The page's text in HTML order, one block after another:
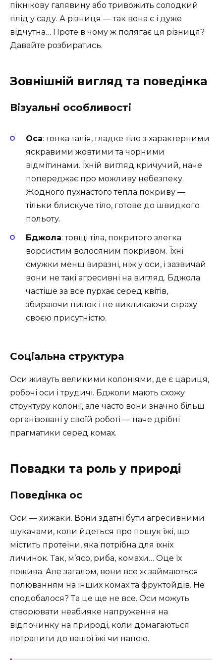
пікнікову галявину або тривожить солодкий
плід у саду. А різниця — так вона є і дуже
відчутна… Проте в чому ж полягає ця різниця?
Давайте розбиратись.
Зовнішній вигляд та поведінка
Візуальні особливості
Оса: тонка талія, гладке тіло з характерними
яскравими жовтими та чорними
відмітинами. Їхній вигляд кричучий, наче
попереджає про можливу небезпеку.
Жодного пухнастого тепла покриву —
тільки блискуче тіло, готове до швидкого
польоту.
Бджола: товщі тіла, покритого злегка
ворсистим волосяним покривом. Їхні
смужки менш виразні, ніж у оси, і зазвичай
вони не такі агресивні на вигляд. Бджола
частіше за все пурхає серед квітів,
збираючи пилок і не викликаючи страху
своєю присутністю.
Соціальна структура
Оси живуть великими колоніями, де є цариця,
робочі оси і трудичі. Бджоли мають схожу
структуру колонії, але часто вони значно більш
організовані у своїй роботі — наче дрібні
прагматики серед комах.
Повадки та роль у природі
Поведінка ос
Оси — хижаки. Вони здатні бути агресивними
шукачами, коли йдеться про пошук їжі, що
містить протеїни, яка потрібна для їхніх
личинок. Так, м’ясо, риба, комахи… Оце їх
пожива. Але загалом, вони все ж займаються
полюванням на інших комах та фруктойдів. Не
сподобалося? Та це ще не все. Оси можуть
створювати неабияке напруження на
відпочинку на природі, коли домагаються
потрапити до вашої їжі чи напою.